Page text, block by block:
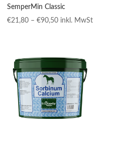
SemperMin Classic
€21,80 –€90,50Preisspanne:
€90,50
inkl. MwSt